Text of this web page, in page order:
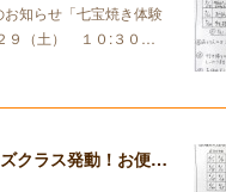
知らせ「七宝焼き体験
９（土） １０:３０…
4月からカインズクラス発動！お便りも復活します！